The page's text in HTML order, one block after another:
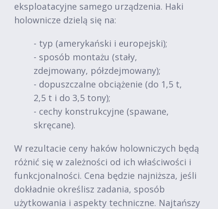
eksploatacyjne samego urządzenia. Haki
holownicze dzielą się na:
- typ (amerykański i europejski);
- sposób montażu (stały,
zdejmowany, półzdejmowany);
- dopuszczalne obciążenie (do 1,5 t,
2,5 t i do 3,5 tony);
- cechy konstrukcyjne (spawane,
skręcane).
W rezultacie ceny haków holowniczych będą
różnić się w zależności od ich właściwości i
funkcjonalności. Cena będzie najniższa, jeśli
dokładnie określisz zadania, sposób
użytkowania i aspekty techniczne. Najtańszy